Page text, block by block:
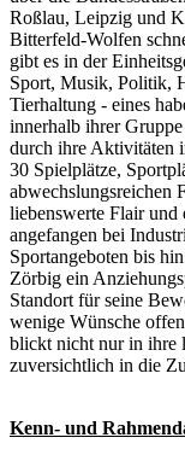
Roßlau, Leipzig und
Bitterfeld-Wolfen
gibt es in der
Sport, Musik, Politik,
Tierhaltung - eines
innerhalb ihrer
durch ihre Aktivitäten
30 Spielplätze,
abwechslungsreichen
liebenswerte Flair und
angefangen bei
Sportangeboten bis
Zörbig ein
Standort für seine
wenige Wünsche
blickt nicht nur in ihre
zuversichtlich in die
Kenn- und